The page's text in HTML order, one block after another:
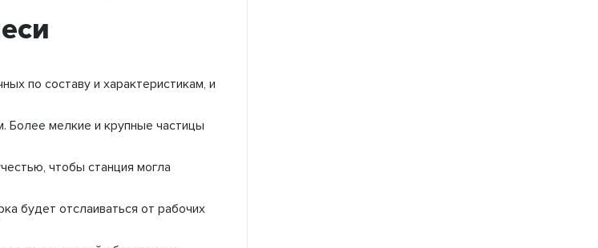
по составу и характеристикам, и
Более мелкие и крупные частицы
чтобы станция могла
будет отслаиваться от рабочих